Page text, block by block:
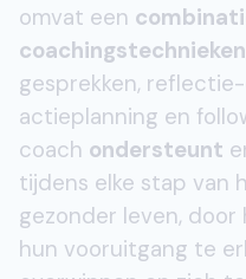
omvat een
coachingstechnieken
gesprekken,
actieplanning en
coach ondersteunt
tijdens elke stap van
gezonder leven,
hun vooruitgang te